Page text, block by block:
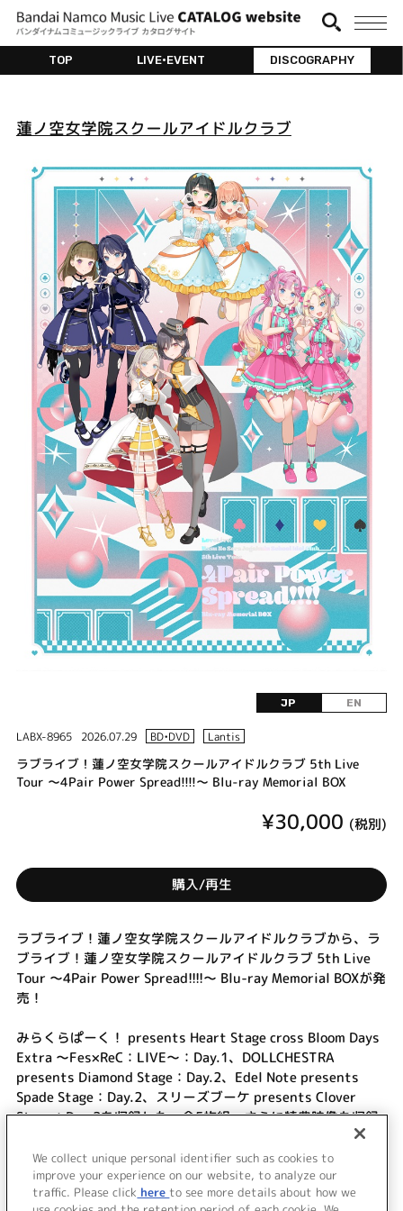
TOP LIVE•EVENT DISCOGRAPHY
蓮ノ空女学院スクールアイドルクラブ
JP EN
LABX-8965 2026.07.29 BD•DVD Lantis
ラブライブ！蓮ノ空女学院スクールアイドルクラブ 5th Live
Tour ～4Pair Power Spread!!!!～ Blu-ray Memorial BOX
¥30,000 (税別)
購入/再生
ラブライブ！蓮ノ空女学院スクールアイドルクラブから、ラ
ブライブ！蓮ノ空女学院スクールアイドルクラブ 5th Live
Tour ～4Pair Power Spread!!!!～ Blu-ray Memorial BOXが発
売！
みらくらぱーく！ presents Heart Stage cross Bloom Days
Extra ～Fes×ReC：LIVE～：Day.1、DOLLCHESTRA
presents Diamond Stage：Day.2、Edel Note presents
Spade Stage：Day.2、スリーズブーケ presents Clover
Stage：Day.2を収録した、全5枚組。さらに特典映像も収録
初回生産分限定仕様としてフォトブックレットを同梱、特装
ケースとクリアスリーブが付属。
We collect unique personal identifier such as cookies to
improve your experience on our website, to analyze our
traffic. Please click here to see more details about how we